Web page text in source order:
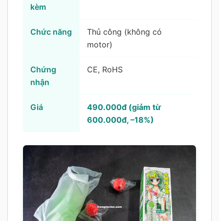
kèm
Chức năng
Thủ công (không có
motor)
Chứng
nhận
CE, RoHS
Giá
490.000đ (giảm từ
600.000đ, –18%)